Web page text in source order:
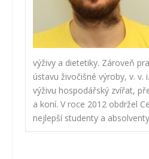
výživy a dietetiky. Zároveň
ústavu živočišné výroby, v. v.
výživu hospodářský zvířat,
a koní. V roce 2012 obdržel
nejlepší studenty a